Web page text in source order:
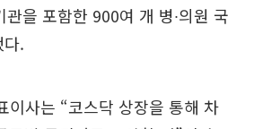
을 포함한 900여 개 병∙의원 국
.
이사는 “코스닥 상장을 통해 차